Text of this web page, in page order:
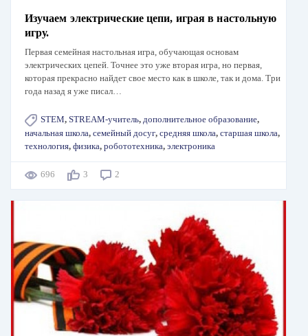
Изучаем электрические цепи, играя в настольную
игру.
Первая семейная настольная игра, обучающая основам
электрических цепей. Точнее это уже вторая игра, но первая,
которая прекрасно найдет свое место как в школе, так и дома. Три
года назад я уже писал…
STEM, STREAM-учитель, дополнительное образование,
начальная школа, семейный досуг, средняя школа, старшая школа,
технология, физика, робототехника, электроника
696 3 2